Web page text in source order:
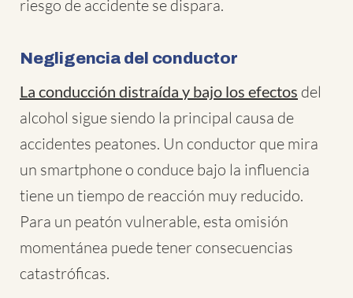
riesgo de accidente se dispara.
Negligencia del conductor
La conducción distraída y bajo los efectos del
alcohol sigue siendo la principal causa de
accidentes peatones. Un conductor que mira
un smartphone o conduce bajo la influencia
tiene un tiempo de reacción muy reducido.
Para un peatón vulnerable, esta omisión
momentánea puede tener consecuencias
catastróficas.